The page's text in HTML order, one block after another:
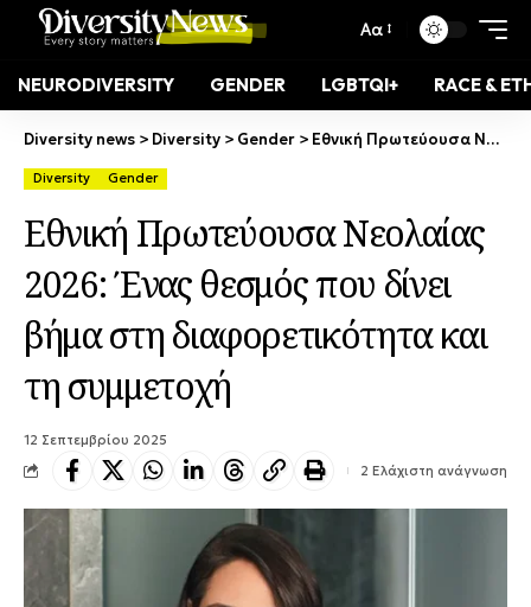
Αα
NEURODIVERSITY GENDER LGBTQI+ RACE &
Diversity news > Diversity > Gender > Εθνική Πρωτεύουσα Νεολαίας 2026: Ένας θεσμός που δίνει βήμα στη διαφορετικότητα και τη συμμετοχή
Diversity Gender
Εθνική Πρωτεύουσα Νεολαίας
2026: Ένας θεσμός που δίνει
βήμα στη διαφορετικότητα και
τη συμμετοχή
12 Σεπτεμβρίου 2025
2 Ελάχιστη ανάγνωση